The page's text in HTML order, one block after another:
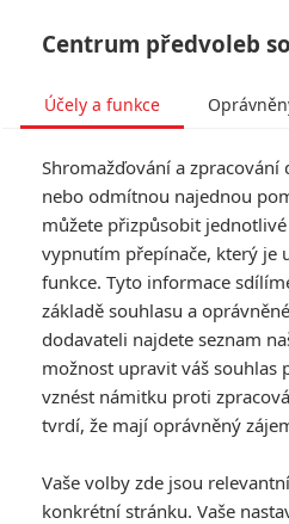
Yeti: V novém
thrilleru otec
bojují se
monstrem
Petr Slavík - (Anarvin) ,
Centrum předvoleb
Účely a funkce
Shromažďování a
nebo odmítnou najednou
můžete přizpůsobit
vypnutím přepínače, který je
funkce. Tyto informace
základě souhlasu a
dodavateli najdete seznam
možnost upravit váš souhlas
vznést námitku proti
tvrdí, že mají oprávněný
Vaše volby zde jsou
konkrétní stránku. Vaše